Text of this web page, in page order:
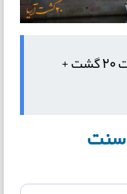
در سایت 20 گشت +
سنت